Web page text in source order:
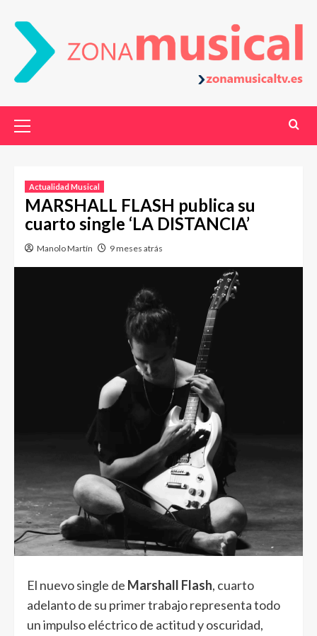
Actualidad Musical
MARSHALL FLASH publica su
cuarto single ‘LA DISTANCIA’
Manolo Martín 9 meses atrás
El nuevo single de Marshall Flash, cuarto
adelanto de su primer trabajo representa todo
un impulso eléctrico de actitud y oscuridad,